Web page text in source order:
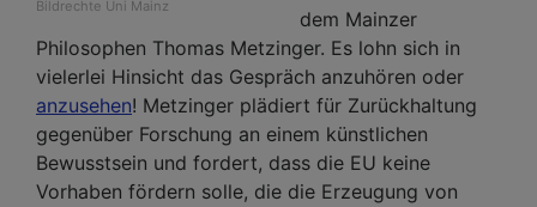
Bildrechte Uni Mainz
dem Mainzer
Philosophen Thomas Metzinger. Es lohn sich in
vielerlei Hinsicht das Gespräch anzuhören oder
anzusehen! Metzinger plädiert für Zurückhaltung
gegenüber Forschung an einem künstlichen
Bewusstsein und fordert, dass die EU keine
Vorhaben fördern solle, die die Erzeugung von